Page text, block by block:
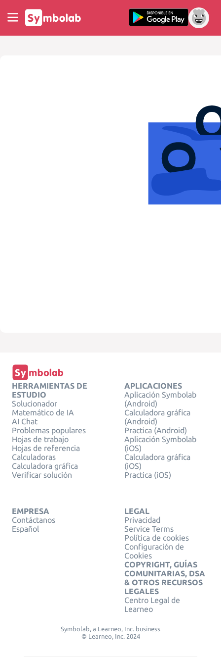
HERRAMIENTAS DE
ESTUDIO
Solucionador
Matemático de IA
AI Chat
Problemas populares
Hojas de trabajo
Hojas de referencia
Calculadoras
Calculadora gráfica
Verificar solución
APLICACIONES
Aplicación Symbolab
(Android)
Calculadora gráfica
(Android)
Practica (Android)
Aplicación Symbolab
(iOS)
Calculadora gráfica
(iOS)
Practica (iOS)
EMPRESA
Contáctanos
Español
LEGAL
Privacidad
Service Terms
Política de cookies
Configuración de
Cookies
COPYRIGHT, GUÍAS
COMUNITARIAS, DSA
& OTROS RECURSOS
LEGALES
Centro Legal de
Learneo
Symbolab, a Learneo, Inc. business
© Learneo, Inc. 2024